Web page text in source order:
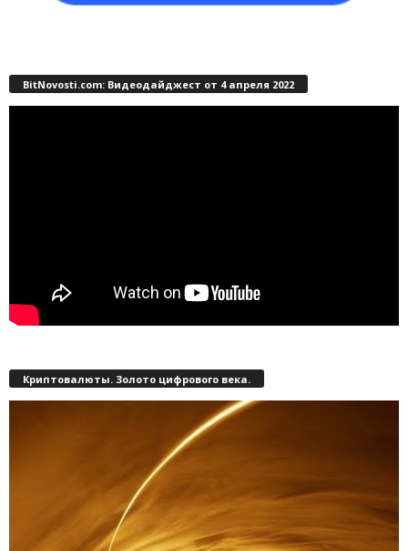
BitNovosti.com: Видеодайджест от 4 апреля 2022
Криптовалюты. Золото цифрового века.